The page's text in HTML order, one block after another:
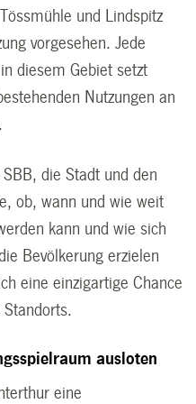
und Lindspitz
vorgesehen. Jede
diesem Gebiet setzt
Nutzungen an
die Stadt und den
ob, wann und wie weit
kann und wie sich
Bevölkerung erzielen
eine einzigartige Chance
ausloten
eine